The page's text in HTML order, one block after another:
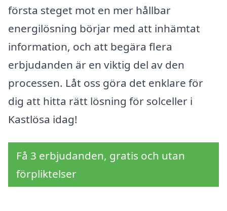
första steget mot en mer hållbar
energilösning börjar med att inhämtat
information, och att begära flera
erbjudanden är en viktig del av den
processen. Låt oss göra det enklare för
dig att hitta rätt lösning för solceller i
Kastlösa idag!
Få 3 erbjudanden, gratis och utan
förpliktelser